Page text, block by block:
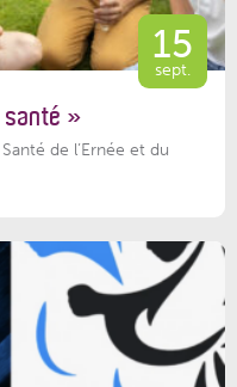
15
sept.
santé »
de l’Ernée et du